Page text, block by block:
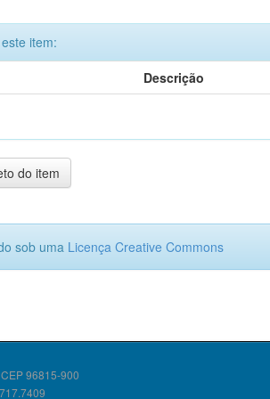
item:
Descrição
do item
sob uma Licença Creative Commons
96815-900